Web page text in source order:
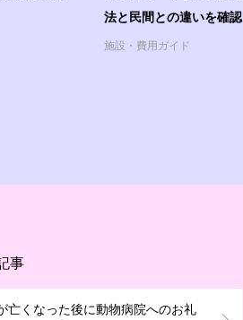
法と民間との違いを確認
施設・費用ガイド
事
亡くなった後に動物病院へのお礼